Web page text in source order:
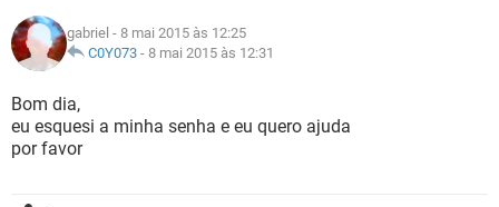
GUIA DE COMPRAS
INSTAGRAM
GUIA DE COMPRAS
CELULAR
OUTLOOK EXCEL
INSTAGRAM
GUIA DE COMPRAS
JOGOS
CELULAR
OUTLOOK
INSTAGRAM
GLOSSÁRIO
JOGOS
CELULAR FACEBOOK
gabriel - 8 mai 2015 às 12:25
C0Y073 - 8 mai 2015 às 12:31
Bom dia,
eu esquesi a minha senha e eu quero ajuda
por favor